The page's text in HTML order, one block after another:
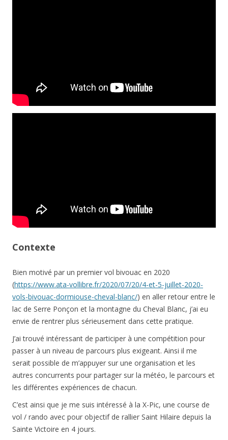
Contexte
Bien motivé par un premier vol bivouac en 2020
(https://www.ata-vollibre.fr/2020/07/20/4-et-5-juillet-2020-
vols-bivouac-dormiouse-cheval-blanc/) en aller retour entre le
lac de Serre Ponçon et la montagne du Cheval Blanc, j’ai eu
envie de rentrer plus sérieusement dans cette pratique.
J’ai trouvé intéressant de participer à une compétition pour
passer à un niveau de parcours plus exigeant. Ainsi il me
serait possible de m’appuyer sur une organisation et les
autres concurrents pour partager sur la météo, le parcours et
les différentes expériences de chacun.
C’est ainsi que je me suis intéressé à la X-Pic, une course de
vol / rando avec pour objectif de rallier Saint Hilaire depuis la
Sainte Victoire en 4 jours.